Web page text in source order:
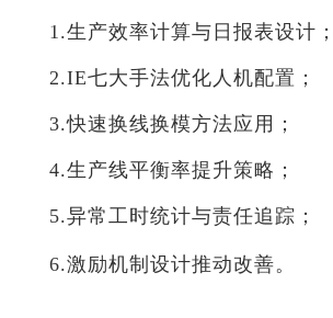
1.生产效率计算与日报表设计；
2.IE七大手法优化人机配置；
3.快速换线换模方法应用；
4.生产线平衡率提升策略；
5.异常工时统计与责任追踪；
6.激励机制设计推动改善。